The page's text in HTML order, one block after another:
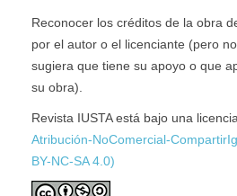
Reconocer los créditos de la obra
por el autor o el licenciante (pero
sugiera que tiene su apoyo o que
su obra).
Revista IUSTA está bajo una
Atribución-NoComercial-
BY-NC-SA 4.0)